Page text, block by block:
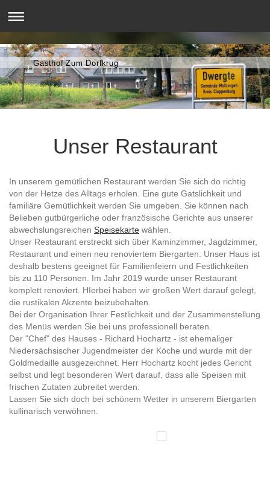
Gasthof Zum Dorfkrug
Unser Restaurant
In unserem gemütlichen Restaurant werden Sie sich do richtig
von der Hetze des Alltags erholen. Eine gute Gatslichkeit und
familiäre Gemütlichkeit werden Sie umgeben. Sie können nach
Belieben gutbürgerliche oder französische Gerichte aus unserer
abwechslungsreichen Speisekarte wählen.
Unser Restaurant erstreckt sich über Kaminzimmer, Jagdzimmer,
Restaurant und einen neu renoviertem Biergarten. Unser Haus ist
deshalb bestens geeignet für Familienfeiern und Festlichkeiten
bis zu 110 Personen. Im Jahr 2019 wurde unser Restaurant
komplett renoviert. HIerbei haben wir großen Wert darauf gelegt,
die rustikalen Akzente beizubehalten.
Bei der Organisation Ihrer Festlichkeit und der Zusammenstellung
des Menüs werden Sie bei uns professionell beraten.
Der "Chef" des Hauses - Richard Hochartz - ist ehemaliger
Niedersächsischer Jugendmeister der Köche und wurde mit der
Goldmedaille ausgezeichnet. Herr Hochartz kocht jedes Gericht
selbst und legt besonderen Wert darauf, dass alle Speisen mit
frischen Zutaten zubreitet werden.
Lassen Sie sich doch bei schönem Wetter in unserem Biergarten
kullinarisch verwöhnen.